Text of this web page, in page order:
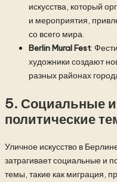
искусства, который
и мероприятия,
со всего мира.
Berlin Mural Fest:
художники создают
разных районах
5. Социальные и
политические
Уличное искусство в
затрагивает социальные и
темы, такие как миграция,